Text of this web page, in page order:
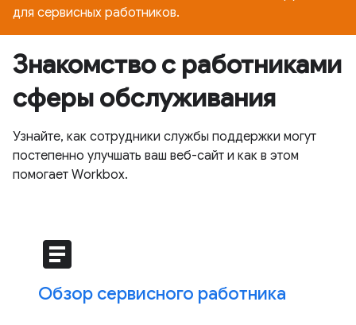
для сервисных работников.
Знакомство с работниками
сферы обслуживания
Узнайте, как сотрудники службы поддержки могут
постепенно улучшать ваш веб-сайт и как в этом
помогает Workbox.
article
Обзор сервисного работника